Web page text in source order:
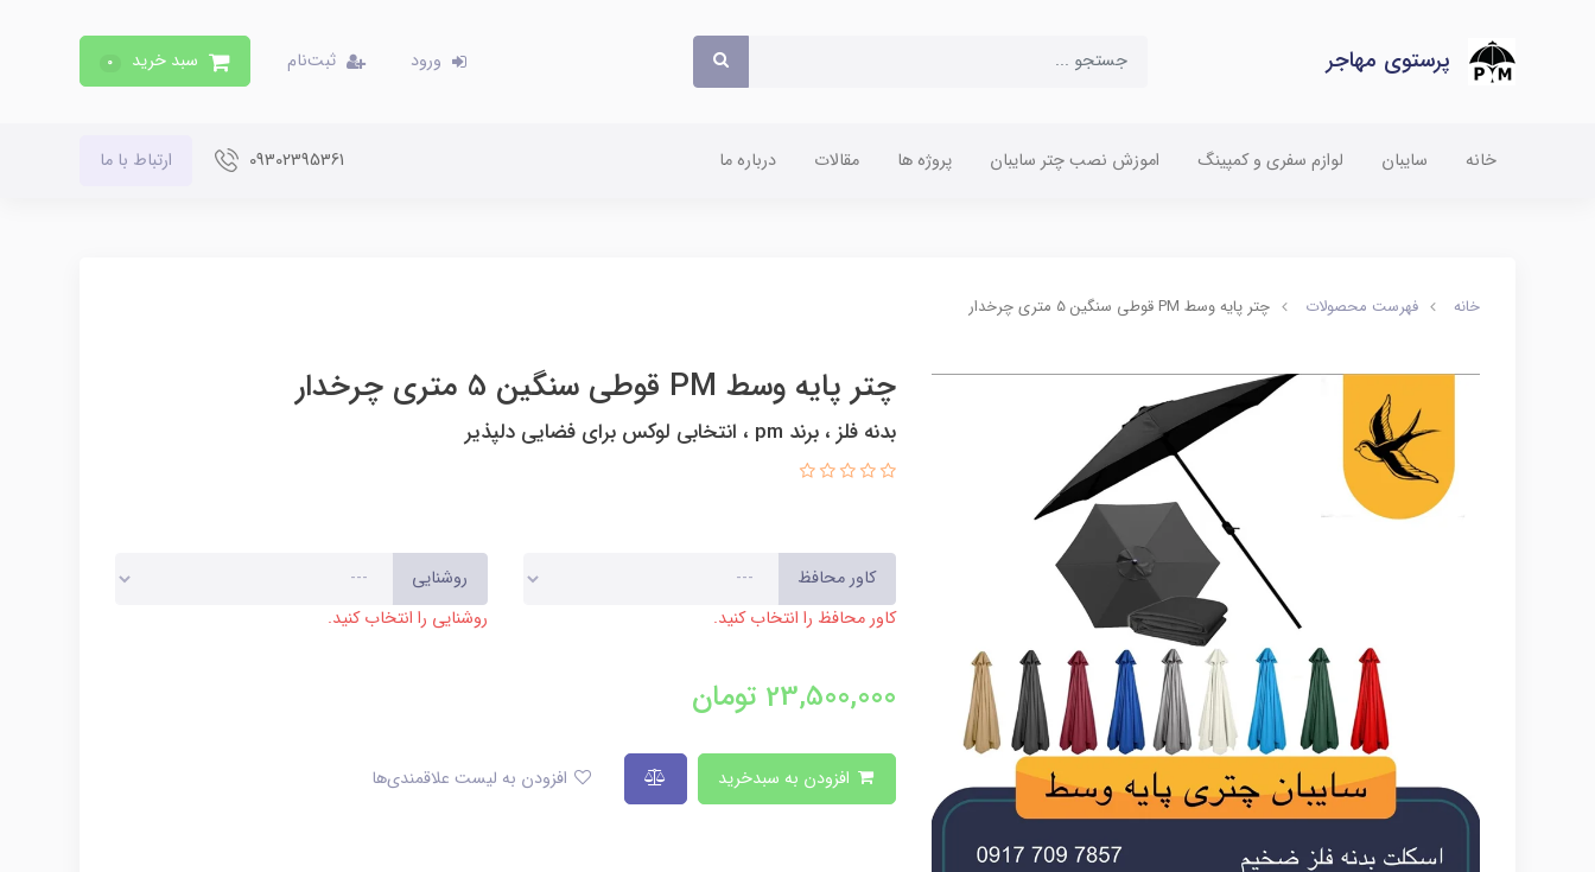
پرستوی مهاجر ورود ثبت‌نام سبد خرید 0
خانه سایبان لوازم سفری و کمپینگ اموزش نصب چتر سایبان پروژه ها مقالات درباره ما 09302395361 ارتباط با ما
خانه فهرست محصولات چتر پایه وسط PM قوطی سنگین 5 متری چرخدار
چتر پایه وسط PM قوطی سنگین 5 متری چرخدار
بدنه فلز ، برند pm ، انتخابی لوکس برای فضایی دلپذیر
کاور محافظ
کاور محافظ را انتخاب کنید.
روشنایی
روشنایی را انتخاب کنید.
23,500,000 تومان